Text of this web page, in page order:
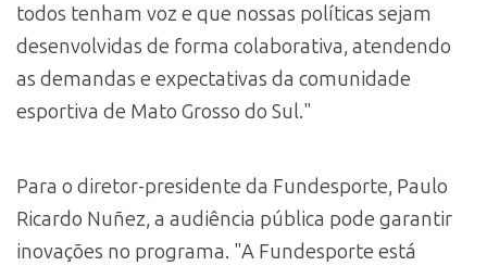
todos tenham voz e que nossas políticas sejam
desenvolvidas de forma colaborativa, atendendo
as demandas e expectativas da comunidade
esportiva de Mato Grosso do Sul."
Para o diretor-presidente da Fundesporte, Paulo
Ricardo Nuñez, a audiência pública pode garantir
inovações no programa. "A Fundesporte está